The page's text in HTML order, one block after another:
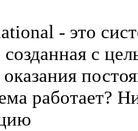
- это
с
работает?